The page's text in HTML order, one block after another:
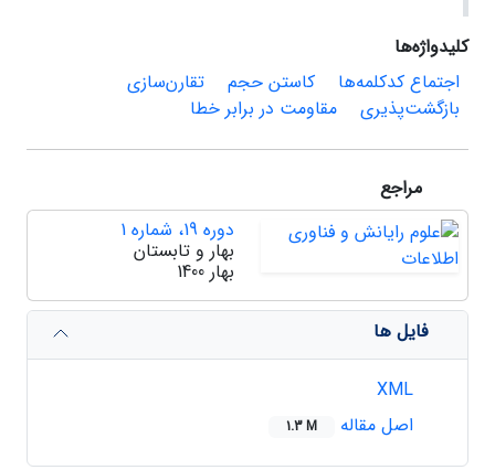
کلیدواژه‌ها
اجتماع کدکلمه‌ها‌
کاستن حجم
تقارن‌سازی
بازگشت‌پذیری
مقاومت در برابر خطا
مراجع
دوره 19، شماره 1
بهار و تابستان
بهار 1400
فایل ها
اصل مقاله
1.3 M